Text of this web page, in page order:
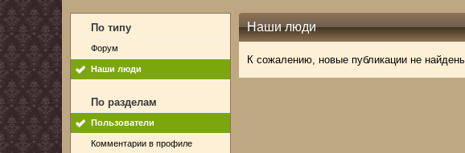
По типу
Форум
Наши люди
По разделам
Пользователи
Комментарии в профиле
Наши люди
К сожалению, новые публикации не